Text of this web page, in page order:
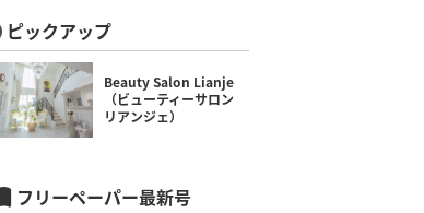
ピックアップ
Beauty Salon Lianje
（ビューティーサロン
リアンジェ）
フリーペーパー最新号